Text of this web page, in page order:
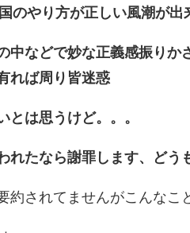
のやり方が正しい風潮が出
中などで妙な正義感振りか
れば周り皆迷惑
とは思うけど。。。
れたなら謝罪します、どう
約されてませんがこんなこ